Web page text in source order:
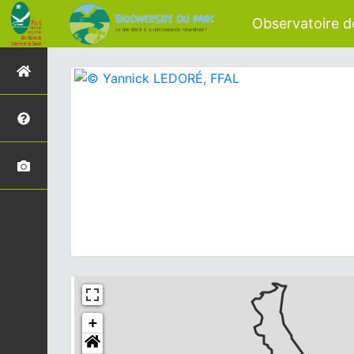
Observatoire
+